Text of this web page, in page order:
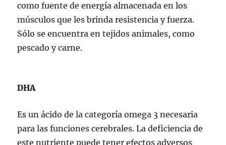
como fuente de energía almacenada en los
músculos que les brinda resistencia y fuerza.
Sólo se encuentra en tejidos animales, como
pescado y carne.
DHA
Es un ácido de la categoría omega 3 necesaria
para las funciones cerebrales. La deficiencia de
este nutriente puede tener efectos adversos